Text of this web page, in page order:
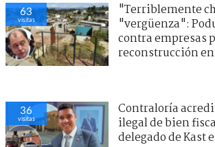
63
visitas
"Terriblemente
"vergüenza":
contra empresas
reconstrucción
36
visitas
Contraloría
ilegal de bien
delegado de Kast